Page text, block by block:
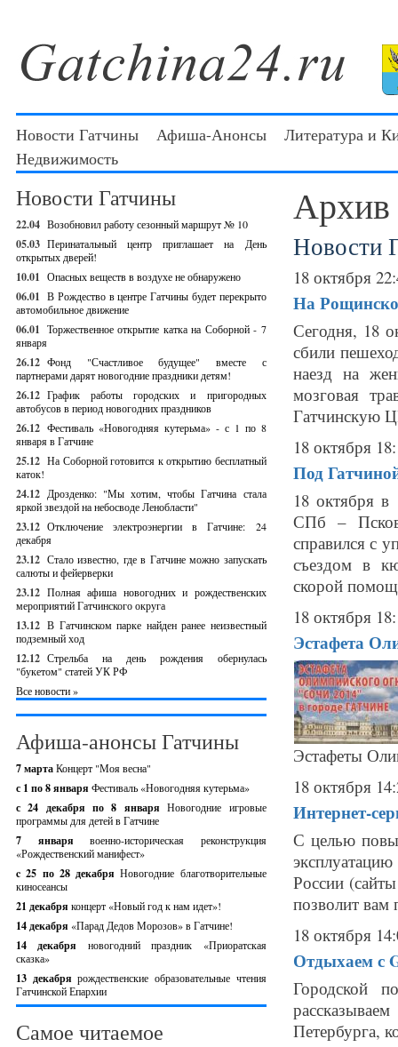
Новости Гатчины Афиша-Анонсы
Литература и
Недвижимость
Новости Гатчины
22.04 Возобновил работу сезонный маршрут № 10
05.03 Перинатальный центр приглашает на День
открытых дверей!
10.01 Опасных веществ в воздухе не обнаружено
06.01 В Рождество в центре Гатчины будет перекрыто
автомобильное движение
06.01 Торжественное открытие катка на Соборной - 7
января
26.12 Фонд "Счастливое будущее" вместе с
партнерами дарят новогодние праздники детям!
26.12 График работы городских и пригородных
автобусов в период новогодних праздников
26.12 Фестиваль «Новогодняя кутерьма» - с 1 по 8
января в Гатчине
25.12 На Соборной готовится к открытию бесплатный
каток!
24.12 Дрозденко: "Мы хотим, чтобы Гатчина стала
яркой звездой на небосводе Ленобласти"
23.12 Отключение электроэнергии в Гатчине: 24
декабря
23.12 Стало известно, где в Гатчине можно запускать
салюты и фейерверки
23.12 Полная афиша новогодних и рождественских
мероприятий Гатчинского округа
13.12 В Гатчинском парке найден ранее неизвестный
подземный ход
12.12 Стрельба на день рождения обернулась
"букетом" статей УК РФ
Все новости »
Афиша-анонсы Гатчины
7 мартаКонцерт "Моя весна"
с 1 по 8 января Фестиваль «Новогодняя кутерьма»
с 24 декабря по 8 январяНовогодние игровые
программы для детей в Гатчине
7 январявоенно-историческая реконструкция
«Рождественский манифест»
c 25 по 28 декабряНовогодние благотворительные
киносеансы
21 декабря концерт «Новый год к нам идет»!
14 декабря «Парад Дедов Морозов» в Гатчине!
14 декабря новогодний праздник «Приоратская
сказка»
13 декабрярождественские образовательные чтения
Гатчинской Епархии
Самое читаемое
Архив
Новости
18 октября
На
Сегодня, 18
сбили
наезд на
мозговая
Гатчинскую
18 октября
Под
18 октября
СПб –
справился с
съездом в
скорой
18 октября
Эстафета
Эстафеты
18 октября
Интернет-
С целью
России
позволит вам
18 октября
Отдыхаем с
Городской
Петербурга,